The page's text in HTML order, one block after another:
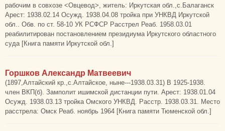
рабочим в совхозе <Овцевод>, житель: Иркутская обл.,с.Балаганск
Арест: 1938.02.14 Осужд. 1938.04.08 тройка при УНКВД Иркутской
обл.. Обв. по ст. 58-10 УК РСФСР Расстрел Реаб. 1958.03.01
реабилитирован постановлением президиума Иркутского областного
суда [Книга памяти Иркутской обл.]
Горшков Александр Матвеевич
(1897,Алтайский кр.,с.Алтайское, ныне---1938.03.31) В 1925-1938.
член ВКП(б). Замполит ишимской дистанции пути. Арест: 1938.01.04
Осужд. 1938.03.13 тройка Омского УНКВД. Расстр. 1938.03.31. Место
расстрела: Омск Реаб. ноябрь 1964 [Книга памяти Тюменской обл.]